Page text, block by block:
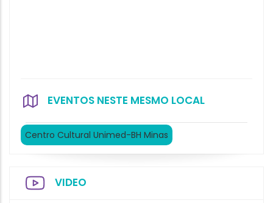
EVENTOS NESTE MESMO LOCAL
Centro Cultural Unimed-BH Minas
VIDEO